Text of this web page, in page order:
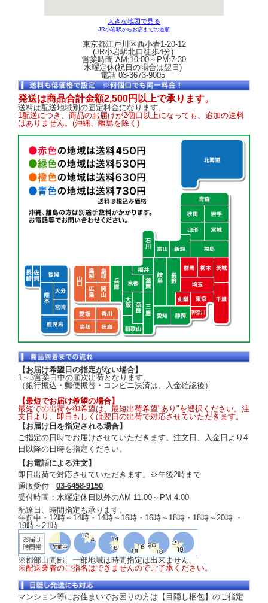
大きな地図で見る
JR小岩駅からお店までの道順
東京都江戸川区西小岩1-20-12
(JR小岩駅北口徒歩4分)
営業時間 AM:10:00～PM:7:30
水曜定休(祝日の場合は翌日)
電話 03-3673-9005
発送は商品合計金額2,500円以上で承ります。
送料は配送地域別の固定料金になります。
1配送につき、商品のお届けが2個口以上になっても、追加の送料
はありません。(沖縄、離島を除く)
【お届け希望日の指定がない場合】
1～3営業日中の順次出荷となります。
（銀行振込・郵便振替・コンビニ決済は、入金確認後）
【最短でお届け希望の場合】
最短での出荷を御希望は、最短出荷希望"あり"を選択ください。注
文日より、即日もしくは翌日の出荷で対応させていただきます。
【お届け日を指定される場合】
ご指定の日時でお届けさせていただきます。注文日、入金日より4
日以降の日時を指定ください。
【お電話による注文】
即日出荷で対応させていただきます。※午後2時まで
通販受付 03-6458-9150
受付時間：水曜定休日以外のAM 11:00～PM 4:00
配達日、時間指定も承ります。
午前中・12時～14時・14時～16時・16時～18時・18時～20時 ・
19時～21時
※郡部山間部、一部地域は時間指定は出来ません。
※配送業者のご指名はできませんのでご了承ください。
マンション等にお住まいでお困りの方は【目隠し梱包】のご指定